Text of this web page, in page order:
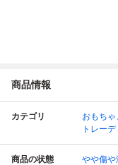
商品情報
カテゴリ おもちゃ
トレー
商品の状態 やや傷や